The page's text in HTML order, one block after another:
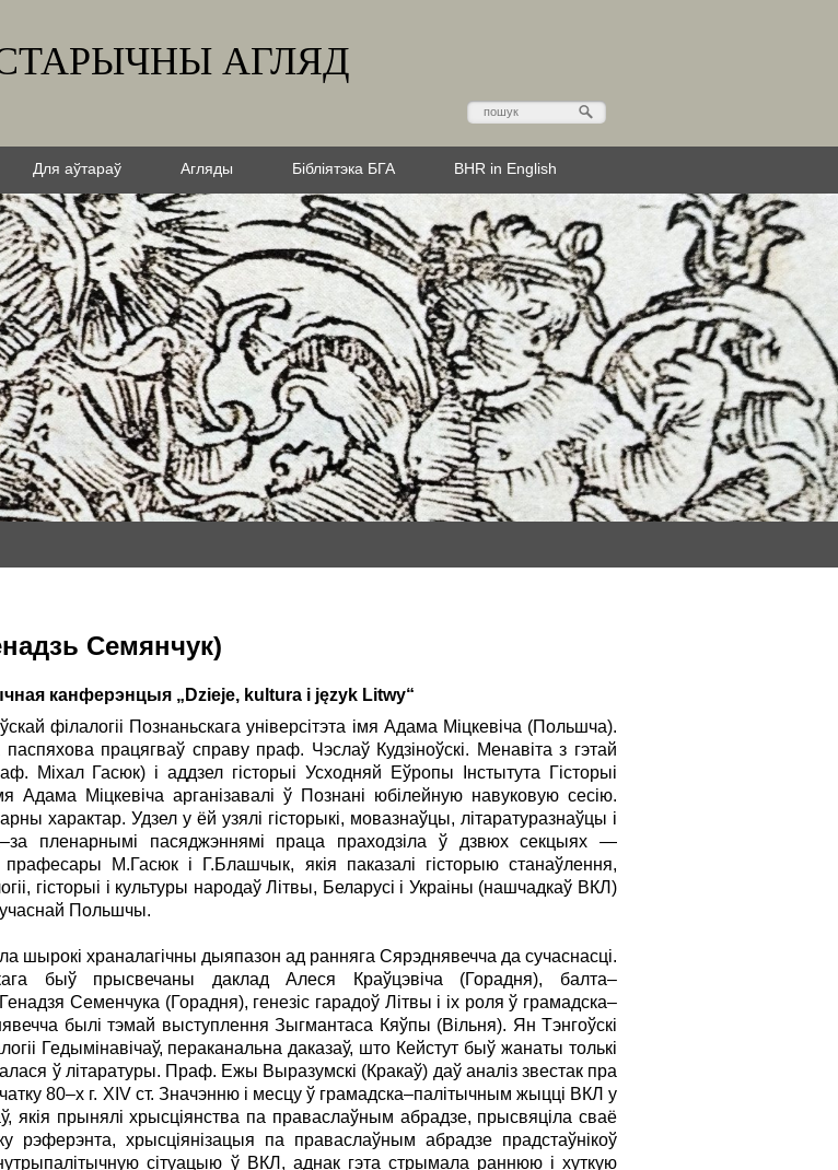
АГЛЯД
Для аўтараў Агляды Бібліятэка БГА BHR in English
Семянчук)
канферэнцыя „Dzieje, kultura i język Litwy“
філалогіі Познаньскага універсітэта імя Адама Міцкевіча (Польшча).
працягваў справу праф. Чэслаў Кудзіноўскі. Менавіта з гэтай
Міхал Гасюк) і аддзел гісторыі Усходняй Еўропы Інстытута Гісторыі
Адама Міцкевіча арганізавалі ў Познані юбілейную навуковую сесію.
характар. Удзел у ёй узялі гісторыкі, мовазнаўцы, літаратуразнаўцы і
пленарнымі пасяджэннямі праца праходзіла ў дзвюх секцыях —
прафесары М.Гасюк і Г.Блашчык, якія паказалі гісторыю станаўлення,
гісторыі і культуры народаў Літвы, Беларусі і Украіны (нашчадкаў ВКЛ)
Польшчы.
шырокі храналагічны дыяпазон ад ранняга Сярэднявечча да сучаснасці.
быў прысвечаны даклад Алеся Краўцэвіча (Горадня), балта–
Семенчука (Горадня), генезіс гарадоў Літвы і іх роля ў грамадска–
былі тэмай выступлення Зыгмантаса Кяўпы (Вільня). Ян Тэнгоўскі
Гедымінавічаў, пераканальна даказаў, што Кейстут быў жанаты толькі
ў літаратуры. Праф. Ежы Выразумскі (Кракаў) даў аналіз звестак пра
80–х г. XIV ст. Значэнню і месцу ў грамадска–палітычным жыцці ВКЛ у
якія прынялі хрысціянства па праваслаўным абрадзе, прысвяціла сваё
хрысціянізацыя па праваслаўным абрадзе прадстаўнікоў
сітуацыю ў ВКЛ, аднак гэта стрымала раннюю і хуткую